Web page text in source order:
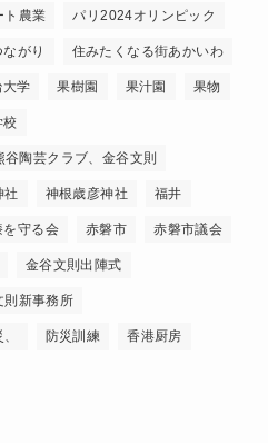
ト農業 パリ2024オリンピック
ながり 住みたくなる街あかいわ
大学 果樹園 果汁園 果物
校
陶芸クラブ、金谷文則
社 神根歳彦神社 福井
を守る会 赤磐市 赤磐市議会
金谷文則出陣式
則新事務所
防災訓練 香港厨房